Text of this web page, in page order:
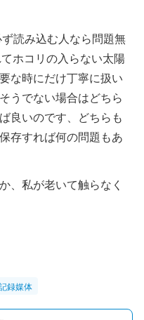
読み込む人なら問題無
ホコリの入らない太陽
な時にだけ丁寧に扱い
うでない場合はどちら
良いのです、どちらも
存すれば何の問題もあ
、私が老いて触らなく
録媒体